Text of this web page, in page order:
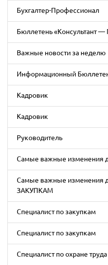
Бухгалтер-Профессионал
Бюллетень «Консультант —
Важные новости за неделю
Информационный
Кадровик
Кадровик
Руководитель
Самые важные изменения
Самые важные
ЗАКУПКАМ
Специалист по закупкам
Специалист по закупкам
Специалист по охране труда